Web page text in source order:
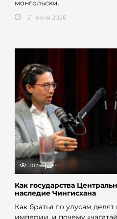
монгольски.
21 июня 2026
1025 0
Как государства
наследие Чингисхана
Как братья по улусам
империи, и почему